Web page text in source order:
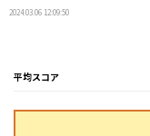
2024.03.06 12:09:50
平均スコア